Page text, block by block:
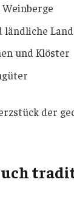
ländliche
und Klöster
der